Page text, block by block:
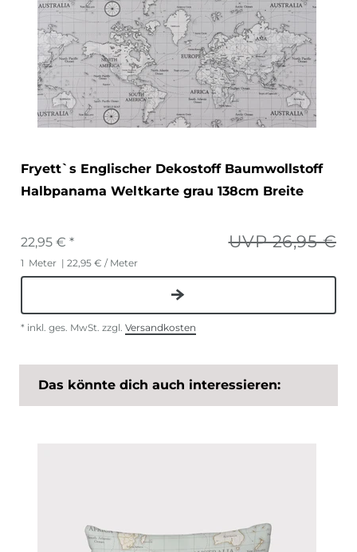
Fryett`s Englischer Dekostoff Baumwollstoff
Halbpanama Weltkarte grau 138cm Breite
UVP 26,95 €
22,95 € *
1 Meter | 22,95 € / Meter
* inkl. ges. MwSt. zzgl. Versandkosten
Das könnte dich auch interessieren: